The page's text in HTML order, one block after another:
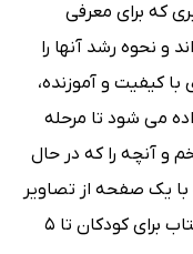
که برای معرفی
و نحوه رشد آنها را
کیفیت و آموزنده،
می شود تا مرحله
و آنچه را که در حال
یک صفحه از تصاویر
جذاب از جانوران مرتبط با موضوع خود کتاب برای کودکان تا 5